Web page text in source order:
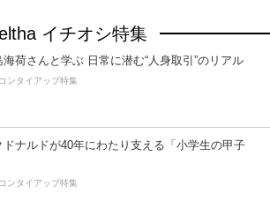
イチオシ特集
海荷さんと学ぶ 日常に潜む“人身取引”のリアル
ンタイアップ特集
ドナルドが40年にわたり支える「小学生の甲子
ンタイアップ特集